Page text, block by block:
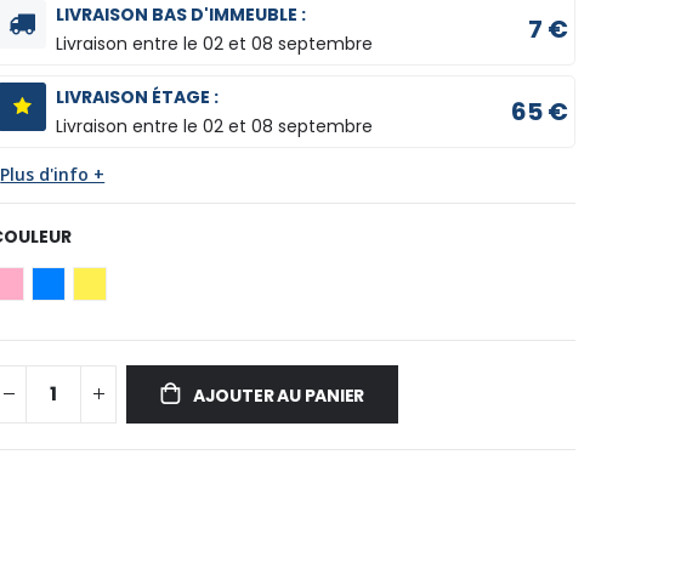
LIVRAISON BAS D'IMMEUBLE :
Livraison entre le02 et 08 septembre 7 €
LIVRAISON ÉTAGE :
Livraison entre le02 et 08 septembre 65 €
Plus d'info +
AJOUTER AU PANIER